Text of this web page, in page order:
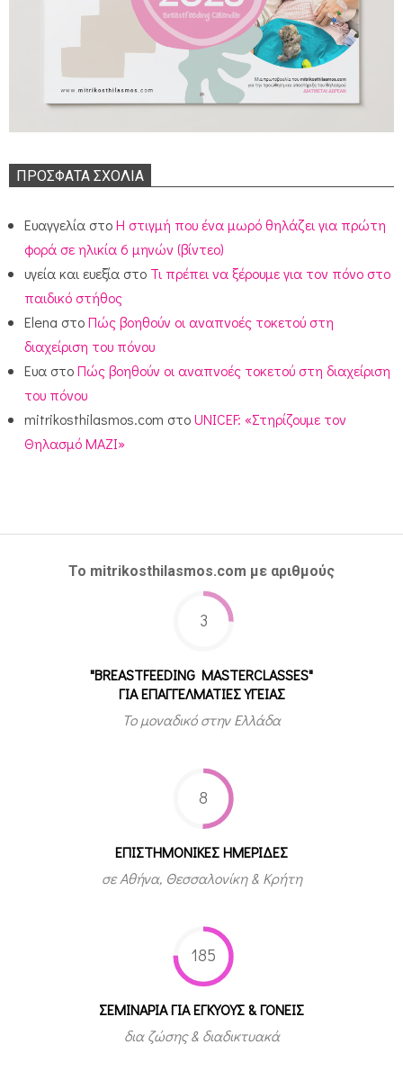
ΠΡΌΣΦΑΤΑ ΣΧΌΛΙΑ
Ευαγγελία στοΗ στιγμή που ένα μωρό θηλάζει για πρώτη
φορά σε ηλικία 6 μηνών (βίντεο)
υγεία και ευεξία στο Τι πρέπει να ξέρουμε για τον πόνο στο
παιδικό στήθος
Elena στοΠώς βοηθούν οι αναπνοές τοκετού στη
διαχείριση του πόνου
Ευα στοΠώς βοηθούν οι αναπνοές τοκετού στη διαχείριση
του πόνου
mitrikosthilasmos.com στοUNICEF: «Στηρίζουμε τον
Θηλασμό ΜΑΖΙ»
Το mitrikosthilasmos.com με αριθμούς
3
"BREASTFEEDING MASTERCLASSES"
ΓΙΑ ΕΠΑΓΓΕΛΜΑΤΙΕΣ ΥΓΕΙΑΣ
Το μοναδικό στην Ελλάδα
8
ΕΠΙΣΤΗΜΟΝΙΚΕΣ ΗΜΕΡΙΔΕΣ
σε Αθήνα, Θεσσαλονίκη & Κρήτη
185
ΣΕΜΙΝΑΡΙΑ ΓΙΑ ΕΓΚΥΟΥΣ & ΓΟΝΕΙΣ
δια ζώσης & διαδικτυακά